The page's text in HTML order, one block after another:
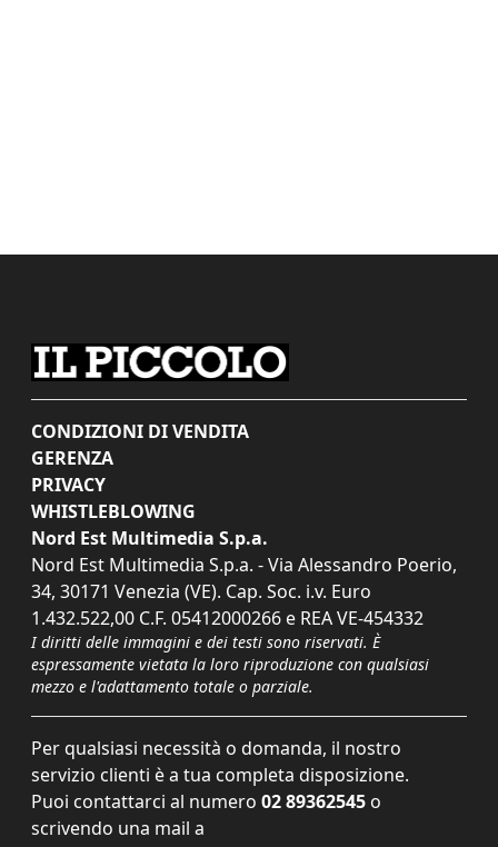
CONDIZIONI DI VENDITA
GERENZA
PRIVACY
WHISTLEBLOWING
Nord Est Multimedia S.p.a.
Nord Est Multimedia S.p.a. - Via Alessandro Poerio,
34, 30171 Venezia (VE). Cap. Soc. i.v. Euro
1.432.522,00 C.F. 05412000266 e REA VE-454332
I diritti delle immagini e dei testi sono riservati. È
espressamente vietata la loro riproduzione con qualsiasi
mezzo e l'adattamento totale o parziale.
Per qualsiasi necessità o domanda, il nostro
servizio clienti è a tua completa disposizione.
Puoi contattarci al numero 02 89362545 o
scrivendo una mail a